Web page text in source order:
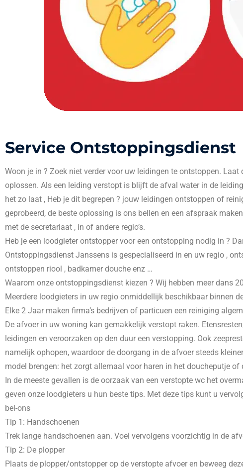
Service Ontstoppingsdienst
Woon je in ? Zoek niet verder voor uw leidingen te ontstoppen. Laat
oplossen. Als een leiding verstopt is blijft de afval water in de
het zo laat , Heb je dit begrepen ? jouw leidingen ontstoppen of
geprobeerd, de beste oplossing is ons bellen en een afspraak
met de secretariaat , in of andere regio’s.
Heb je een loodgieter ontstopper voor een ontstopping nodig in ?
Ontstoppingsdienst Janssens is gespecialiseerd in en uw regio ,
ontstoppen riool , badkamer douche enz …
Waarom onze ontstoppingsdienst kiezen ? Wij hebben meer dans
Meerdere loodgieters in uw regio onmiddellijk beschikbaar binnen
Elke 2 Jaar maken firma’s bedrijven of particuen een reiniging
De afvoer in uw woning kan gemakkelijk verstopt raken.
leidingen en veroorzaken op den duur een verstopping. Ook
namelijk ophopen, waardoor de doorgang in de afvoer steeds
model brengen: het zorgt allemaal voor haren in het doucheputje
In de meeste gevallen is de oorzaak van een verstopte wc het
geven onze loodgieters u hun beste tips. Met deze tips kunt u
bel-ons
Tip 1: Handschoenen
Trek lange handschoenen aan. Voel vervolgens voorzichtig in de
Tip 2: De plopper
Plaats de plopper/ontstopper op de verstopte afvoer en beweeg